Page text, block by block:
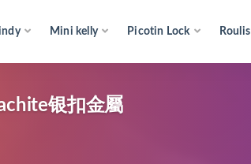
Mini kelly Picotin Lock Roulis
银扣金屬